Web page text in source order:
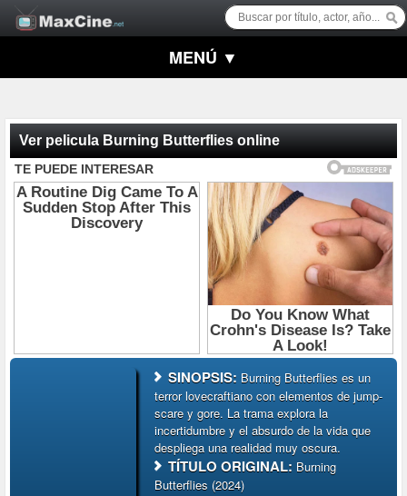
MENÚ ▼
Ver pelicula Burning Butterflies online
SINOPSIS: Burning Butterflies es un
terror lovecraftiano con elementos de jump-
scare y gore. La trama explora la
incertidumbre y el absurdo de la vida que
despliega una realidad muy oscura.
TÍTULO ORIGINAL: Burning
Butterflies (2024)